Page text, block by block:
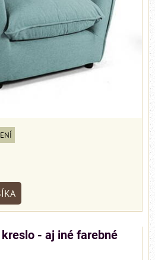
kreslo - aj iné farebné